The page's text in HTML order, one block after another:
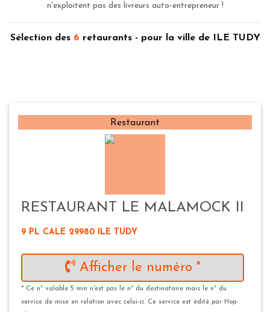
n'exploitent pas des livreurs auto-entrepreneur !
Sélection des 6 retaurants - pour la ville de ILE TUDY
Restaurant
RESTAURANT LE MALAMOCK II
9 PL CALE 29980 ILE TUDY
Afficher le numéro *
* Ce n° valable 5 min n'est pas le n° du destinataire mais le n° du
service de mise en relation avec celui-ci. Ce service est édité par Hop-